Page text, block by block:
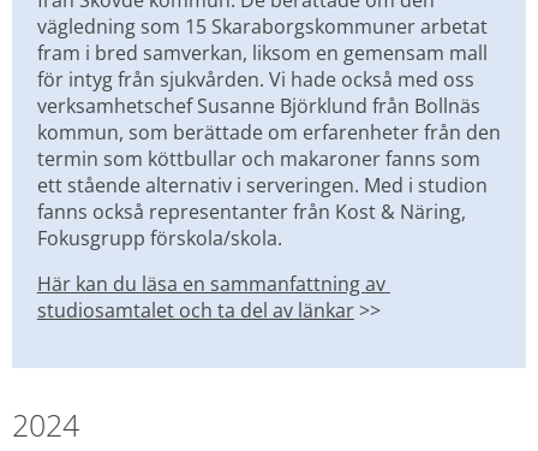
vägledning som 15 Skaraborgskommuner arbetat
fram i bred samverkan, liksom en gemensam mall
för intyg från sjukvården. Vi hade också med oss
verksamhetschef Susanne Björklund från Bollnäs
kommun, som berättade om erfarenheter från den
termin som köttbullar och makaroner fanns som
ett stående alternativ i serveringen. Med i studion
fanns också representanter från Kost & Näring,
Fokusgrupp förskola/skola.
Här kan du läsa en sammanfattning av
studiosamtalet och ta del av länkar >>
2024